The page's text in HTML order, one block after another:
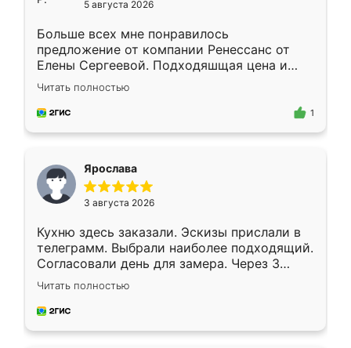
5 августа 2026
Больше всех мне понравилось
предложение от компании Ренессанс от
Елены Сергеевой. Подходяшщая цена и
короткие сроки изготовления. Приехавший
для замера сотрудник Владислав
предложил по моему эскизу самый
Читать полностью
1
Ярослава
3 августа 2026
Кухню здесь заказали. Эскизы прислали в
телеграмм. Выбрали наиболее подходящий.
Согласовали день для замера. Через 3
недели кухня была уже готова. Остались
довольны работой. Спасибо Ренессанс
мебель за качественную работу!
Читать полностью